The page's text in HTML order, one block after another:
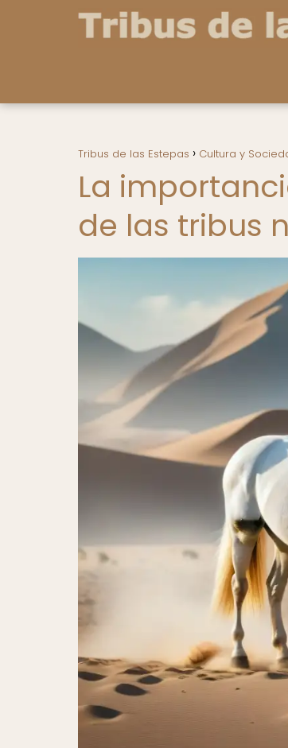
Tribus de las Estepas Cultura y
La
de las tribus